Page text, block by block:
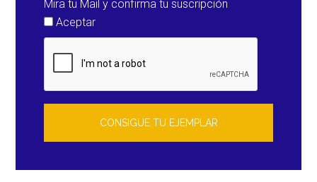
Mira tu Mail y confirma tu suscripción
Aceptar